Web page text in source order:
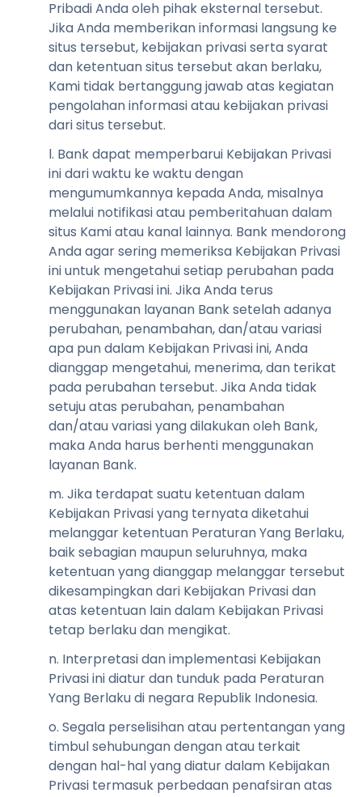
Pribadi Anda oleh pihak eksternal tersebut.
Jika Anda memberikan informasi langsung ke
situs tersebut, kebijakan privasi serta syarat
dan ketentuan situs tersebut akan berlaku,
Kami tidak bertanggung jawab atas kegiatan
pengolahan informasi atau kebijakan privasi
dari situs tersebut.
l. Bank dapat memperbarui Kebijakan Privasi
ini dari waktu ke waktu dengan
mengumumkannya kepada Anda, misalnya
melalui notifikasi atau pemberitahuan dalam
situs Kami atau kanal lainnya. Bank mendorong
Anda agar sering memeriksa Kebijakan Privasi
ini untuk mengetahui setiap perubahan pada
Kebijakan Privasi ini. Jika Anda terus
menggunakan layanan Bank setelah adanya
perubahan, penambahan, dan/atau variasi
apa pun dalam Kebijakan Privasi ini, Anda
dianggap mengetahui, menerima, dan terikat
pada perubahan tersebut. Jika Anda tidak
setuju atas perubahan, penambahan
dan/atau variasi yang dilakukan oleh Bank,
maka Anda harus berhenti menggunakan
layanan Bank.
m. Jika terdapat suatu ketentuan dalam
Kebijakan Privasi yang ternyata diketahui
melanggar ketentuan Peraturan Yang Berlaku,
baik sebagian maupun seluruhnya, maka
ketentuan yang dianggap melanggar tersebut
dikesampingkan dari Kebijakan Privasi dan
atas ketentuan lain dalam Kebijakan Privasi
tetap berlaku dan mengikat.
n. Interpretasi dan implementasi Kebijakan
Privasi ini diatur dan tunduk pada Peraturan
Yang Berlaku di negara Republik Indonesia.
o. Segala perselisihan atau pertentangan yang
timbul sehubungan dengan atau terkait
dengan hal-hal yang diatur dalam Kebijakan
Privasi termasuk perbedaan penafsiran atas